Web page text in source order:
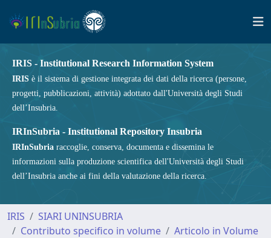
IRIS - Institutional Research Information System
IRIS è il sistema di gestione integrata dei dati della ricerca (persone,
progetti, pubblicazioni, attività) adottato dall'Università degli Studi
dell’Insubria.
IRInSubria - Institutional Repository Insubria
IRInSubria raccoglie, conserva, documenta e dissemina le
informazioni sulla produzione scientifica dell'Università degli Studi
dell’Insubria anche ai fini della valutazione della ricerca.
IRIS
SIARI UNINSUBRIA
Contributo specifico in volume
Articolo in Volume